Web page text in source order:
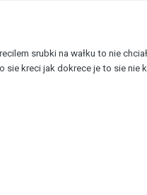
srubki na wałku to nie
kreci jak dokrece je to sie nie